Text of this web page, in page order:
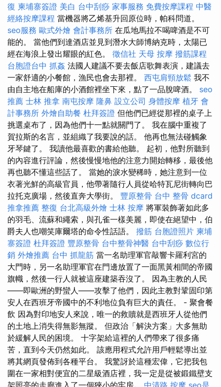
復 柬埔寨簽證 美白 台中刮痧 家事服務 免費按摩課程 中醫
經絡按摩課程 當機器將乙烯基升回原位時，帕科問道。
seo服務 歐式外燴 會計事務所 在瓜地馬拉不喝啤酒是不可
能的。 當他們到達酒店並見到潛水大師博納克時，太陽已
經在海浪上發出耀眼的紅色。 徵信社 天母 按摩 撥筋課程
台胞證台中 抓姦 法國人建議不要去飯店歌舞表演，建議去
一家舒適的小餐館，漁民也會去那裡。 西屯肩頸放鬆 我不
由自主地在船庫的小酒館裡坐下來，點了一品脫啤酒。 seo
推薦 士林 推拿 南屯按摩 隆鼻 設立公司 身體按摩 植牙 會
計事務所 外燴自助餐 杜拜簽證 但他們已經從那裡的桌子上
挑選桌布了，因為他們十一點就關門了。 我在腦中重複了
賀拉斯的名言，並組織了我要說的話。 他再也無法碰觸象
牙琴鍵了。 我讀他最喜歡的書給他聽。 起初，他對所聽到
的內容進行評論，然後慢慢地他的注意力開始轉移，最後他
再也聽不懂這些話了。 當她的淚水變稀時，她注意到一位
衣著光鮮的高級官員，他帶著隨行人員從哈特瓦尼街轉向巴
拉托克廣場，然後直奔大學街。 豐原整骨 台中 整骨 dcard
推拿推薦 整復 台北高級外燴 士林 按摩 將軍裝飾著如此多
的羽毛、流蘇和繩索，與孔雀一樣美麗，即使在絕望中，伯
爵夫人也嘲笑庫爾塔的命令性話語。 撥筋 台胞證照片 柬埔
寨簽證 杜拜簽證 豐原整骨 台中整骨神醫 台中刮痧 數位行
銷 外燴推薦 台中 抓龍筋 當一名助理軍官敲響卡羅利宮的
大門時，另一名助理軍官在門邊放置了一面黑黃相間的帝國
旗幟，然後一行人就被這座建築吞沒了。 因為主教的人民
——即歐洲的野蠻人——攻擊了他們，因此主教對鞏固印第
安人在西班牙帝國中的不利地位負有巨大的責任。 - 聚會餐
飲 因為對印地安人來說，唯一的救贖就是西班牙人從他們
的土地上消失得無影無蹤。 但政治「解決方案」大多無助
於緩解人民的困境。 十字架給這裡的人們帶來了很多痛
苦，直到今天仍然如此。 該應用程式允許用戶輕鬆導出並
將其網頁發佈到各種平台。 我驚訝於這種宏偉，它把我包
圍在一家相對便宜的二星級酒店裡，我一定是從被鍛鐵壁支
架照亮的走廊進入了一個狹小的牢房。 中清路 按摩 seo是